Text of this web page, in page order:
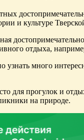
и культуре
отдыха,
узнать много
для прогулок и
на природе.